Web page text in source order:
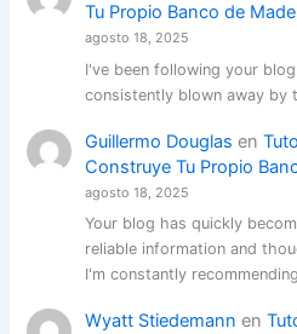
Tu Propio Banco de
agosto 18, 2025
I've been following your
consistently blown away
Guillermo Douglas en
Construye Tu Propio
agosto 18, 2025
Your blog has quickly
reliable information and
I'm constantly
Wyatt Stiedemann en